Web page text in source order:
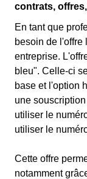
contrats,
En tant que
besoin de l'offre
entreprise.
bleu". Celle-ci
base et l'option
une
utiliser le
utiliser le
Cette offre
notamment